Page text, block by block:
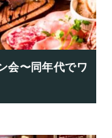
会〜同年代でワ